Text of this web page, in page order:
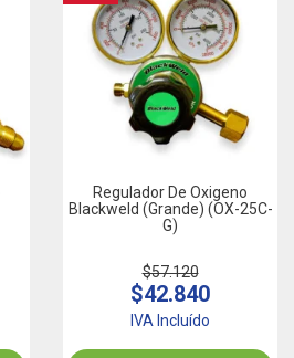
Regulador De Oxigeno
Blackweld (Grande) (OX-25C-
G)
$57.120
$42.840
IVA Incluído